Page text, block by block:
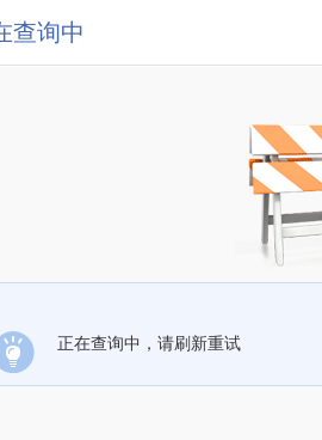
查询中
正在查询中，请刷新重试